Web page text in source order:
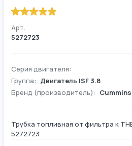
Арт.
5272723
Серия двигателя:
Группа: Двигатель ISF 3.8
Бренд (производитель): Cummins
Трубка топливная от фильтра к
5272723